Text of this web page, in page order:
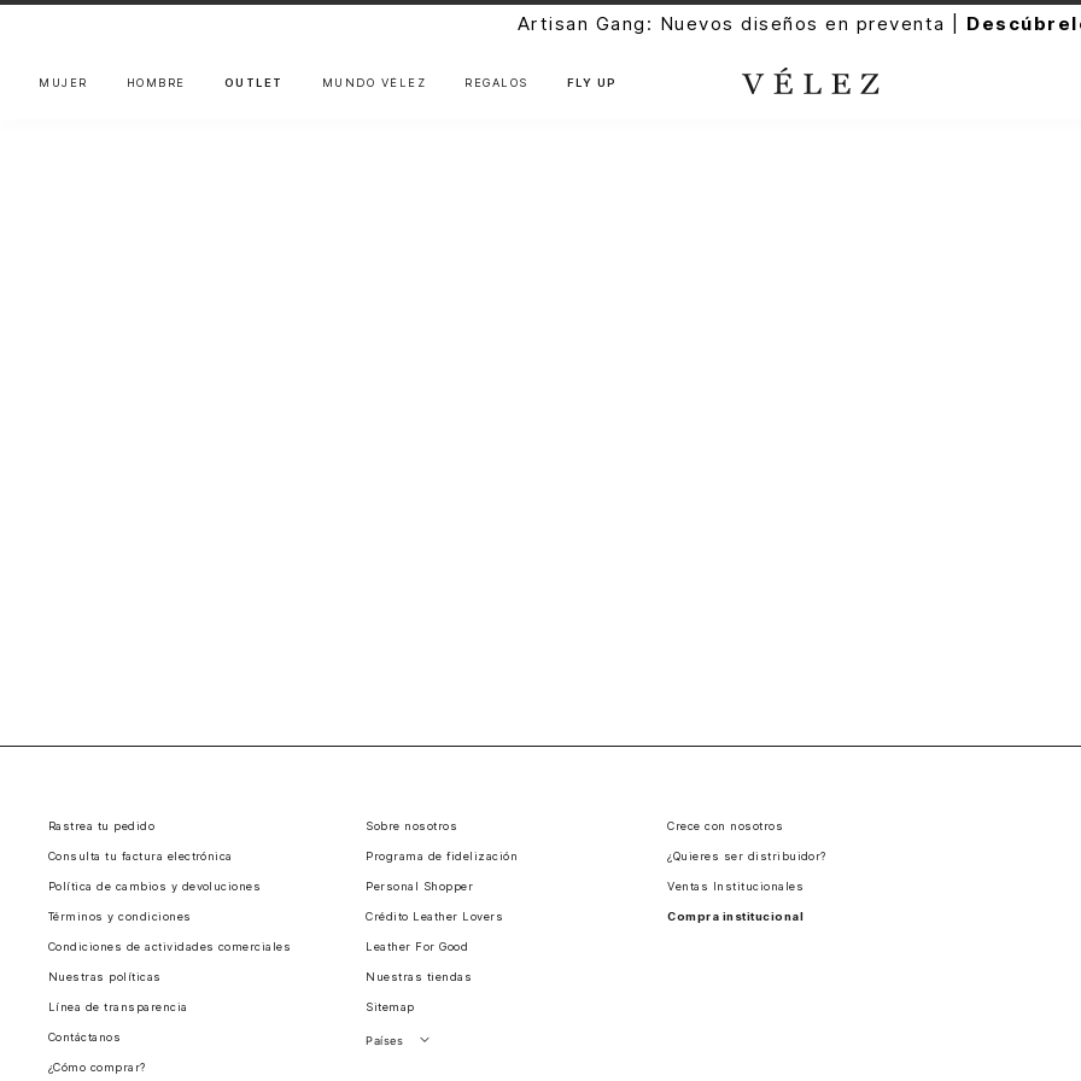
Artisan Gang: Nuevos diseños en preventa |
MUJER HOMBRE OUTLET MUNDO VÉLEZ REGALOS FLY UP
Rastrea tu pedido
Consulta tu factura electrónica
Política de cambios y devoluciones
Términos y condiciones
Condiciones de actividades comerciales
Nuestras políticas
Línea de transparencia
Contáctanos
¿Cómo comprar?
Sobre nosotros
Programa de fidelización
Personal Shopper
Crédito Leather Lovers
Leather For Good
Nuestras tiendas
Sitemap
Países
Crece con nosotros
¿Quieres ser distribuidor?
Ventas Institucionales
Compra institucional